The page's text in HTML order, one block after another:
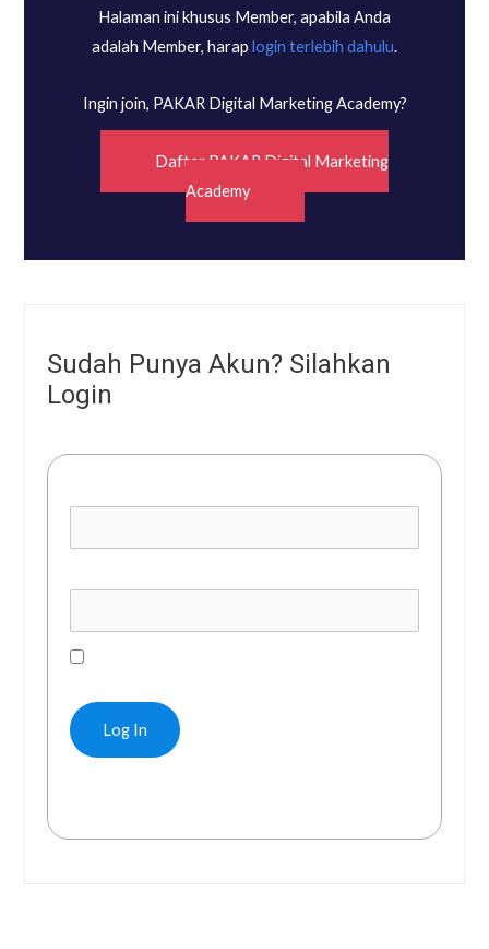
Halaman ini khusus Member, apabila Anda
adalah Member, harap login terlebih dahulu.
Ingin join, PAKAR Digital Marketing Academy?
Daftar PAKAR Digital Marketing
Academy
Sudah Punya Akun? Silahkan
Login
Remember Me